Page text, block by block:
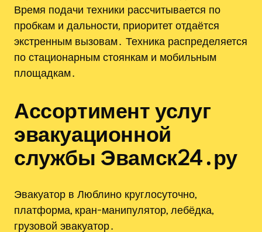
Время подачи техники рассчитывается по
пробкам и дальности, приоритет отдаётся
экстренным вызовам․ Техника распределяется
по стационарным стоянкам и мобильным
площадкам․
Ассортимент услуг
эвакуационной
службы Эвамск24․ру
Эвакуатор в Люблино круглосуточно,
платформа, кран-манипулятор, лебёдка,
грузовой эвакуатор․